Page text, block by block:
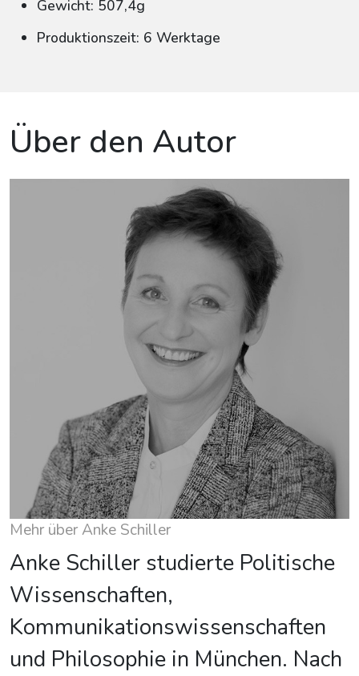
Gewicht: 507,4g
Produktionszeit: 6 Werktage
Über den Autor
Mehr über Anke Schiller
Anke Schiller studierte Politische
Wissenschaften,
Kommunikationswissenschaften
und Philosophie in München. Nach